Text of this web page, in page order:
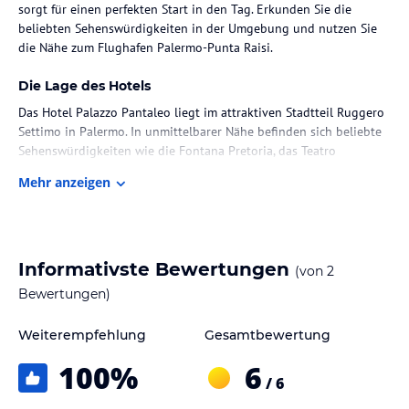
sorgt für einen perfekten Start in den Tag. Erkunden Sie die
beliebten Sehenswürdigkeiten in der Umgebung und nutzen Sie
die Nähe zum Flughafen Palermo-Punta Raisi.
Die Lage des Hotels
Das Hotel Palazzo Pantaleo liegt im attraktiven Stadtteil Ruggero
Settimo in Palermo. In unmittelbarer Nähe befinden sich beliebte
Sehenswürdigkeiten wie die Fontana Pretoria, das Teatro
von Palermo ist ebenfalls nicht weit entfernt. Sie können die
können.
Zimmer / Unterbringung im Hotel
Das Hotel Palazzo Pantaleo bietet komfortable
Zimmertypen wählen, die alle mit modernen Annehmlichkeiten
ausgestattet sind. Genießen Sie den Komfort eines Zimmerservice
Mehr anzeigen
Informativste Bewertungen (von 2
Bewertungen)
Weiterempfehlung
100%
Gesamtbewertung
6 / 6